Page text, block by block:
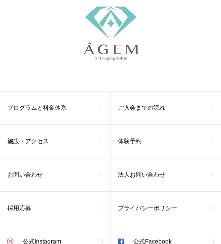
プログラムと料金体系 ご入会までの流れ
施設・アクセス 体験予約
お問い合わせ 法人お問い合わせ
採用応募 プライバシーポリシー
公式Instagram 公式Facebook